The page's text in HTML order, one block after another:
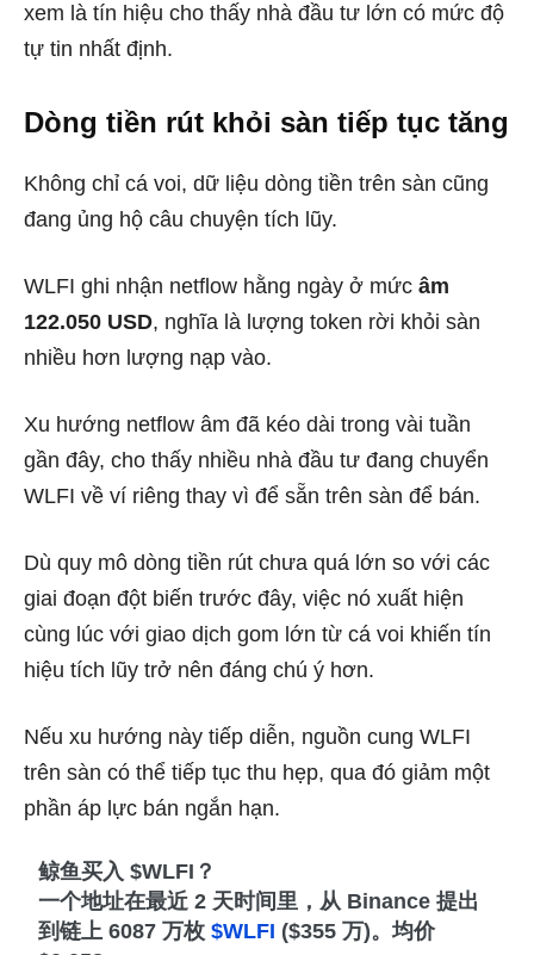
xem là tín hiệu cho thấy nhà đầu tư lớn có mức độ
tự tin nhất định.
Dòng tiền rút khỏi sàn tiếp tục tăng
Không chỉ cá voi, dữ liệu dòng tiền trên sàn cũng
đang ủng hộ câu chuyện tích lũy.
WLFI ghi nhận netflow hằng ngày ở mức âm
122.050 USD, nghĩa là lượng token rời khỏi sàn
nhiều hơn lượng nạp vào.
Xu hướng netflow âm đã kéo dài trong vài tuần
gần đây, cho thấy nhiều nhà đầu tư đang chuyển
WLFI về ví riêng thay vì để sẵn trên sàn để bán.
Dù quy mô dòng tiền rút chưa quá lớn so với các
giai đoạn đột biến trước đây, việc nó xuất hiện
cùng lúc với giao dịch gom lớn từ cá voi khiến tín
hiệu tích lũy trở nên đáng chú ý hơn.
Nếu xu hướng này tiếp diễn, nguồn cung WLFI
trên sàn có thể tiếp tục thu hẹp, qua đó giảm một
phần áp lực bán ngắn hạn.
鲸鱼买入 $WLFI？
一个地址在最近 2 天时间里，从 Binance 提出
到链上 6087 万枚$WLFI ($355 万)。均价